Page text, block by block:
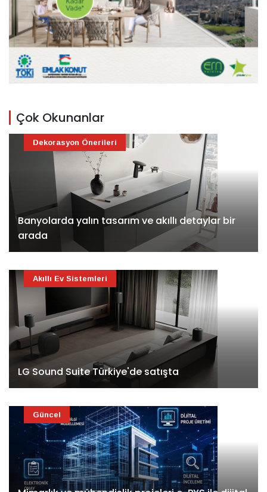
Çok Okunanlar
Banyolarda yalın tasarım ve akıllı detaylar bir
arada
Dekorasyon Önerileri
LG Sound Suite Türkiye'de satışta
Akıllı Ev Sistemleri
Güncel